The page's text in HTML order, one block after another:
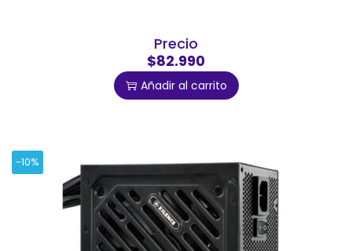
Precio
$82.990
Añadir al carrito
-10%